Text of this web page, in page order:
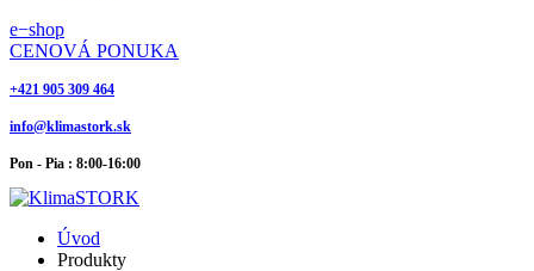
e−shop
CENOVÁ PONUKA
+421 905 309 464
info@klimastork.sk
Pon - Pia : 8:00-16:00
Úvod
Produkty